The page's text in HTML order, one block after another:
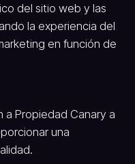
del sitio web y las
la experiencia del
en función de
a Propiedad Canary a
una